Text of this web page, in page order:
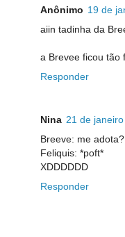
Anônimo 19 de
aiin tadinha da
a Brevee ficou tão
Responder
Nina 21 de
Breeve: me
Feliquis: *poft*
XDDDDDD
Responder